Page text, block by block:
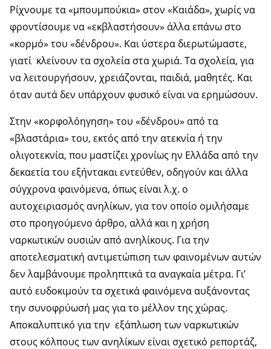
Ρίχνουμε τα «μπουμπούκια» στον «Καιάδα», χωρίς να
φροντίσουμε να «εκβλαστήσουν» άλλα επάνω στο
«κορμό» του «δένδρου». Και ύστερα διερωτώμαστε,
γιατί κλείνουν τα σχολεία στα χωριά. Τα σχολεία, για
να λειτουργήσουν, χρειάζονται, παιδιά, μαθητές. Και
όταν αυτά δεν υπάρχουν φυσικό είναι να ερημώσουν.
Στην «κορφολόηγηση» του «δένδρου» από τα
«βλαστάρια» του, εκτός από την ατεκνία ή την
ολιγοτεκνία, που μαστίζει χρονίως ην Ελλάδα από την
δεκαετία του εξήντακαι εντεύθεν, οδηγούν και άλλα
σύγχρονα φαινόμενα, όπως είναι λ.χ. ο
αυτοχειριασμός ανηλίκων, για τον οποίο ομιλήσαμε
στο προηγούμενο άρθρο, αλλά και η χρήση
ναρκωτικών ουσιών από ανηλίκους. Για την
αποτελεσματική αντιμετώπιση των φαινομένων αυτών
δεν λαμβάνουμε προληπτικά τα αναγκαία μέτρα. Γι’
αυτό ευδοκιμούν τα σχετικά φαινόμενα αυξάνοντας
την συνοφρύωσή μας για το μέλλον της χώρας.
Αποκαλυπτικό για την εξάπλωση των ναρκωτικών
στους κόλπους των ανηλίκων είναι σχετικό ρεπορτάζ,